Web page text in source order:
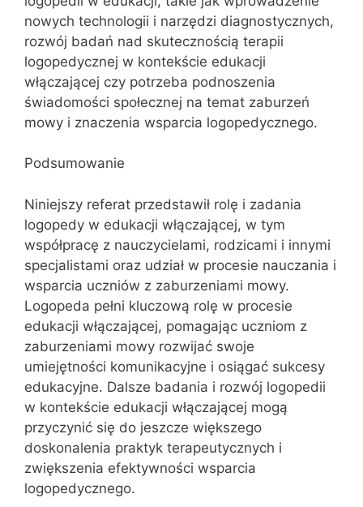
nowych technologii i narzędzi diagnostycznych,
rozwój badań nad skutecznością terapii
logopedycznej w kontekście edukacji
włączającej czy potrzeba podnoszenia
świadomości społecznej na temat zaburzeń
mowy i znaczenia wsparcia logopedycznego.
Podsumowanie
Niniejszy referat przedstawił rolę i zadania
logopedy w edukacji włączającej, w tym
współpracę z nauczycielami, rodzicami i innymi
specjalistami oraz udział w procesie nauczania i
wsparcia uczniów z zaburzeniami mowy.
Logopeda pełni kluczową rolę w procesie
edukacji włączającej, pomagając uczniom z
zaburzeniami mowy rozwijać swoje
umiejętności komunikacyjne i osiągać sukcesy
edukacyjne. Dalsze badania i rozwój logopedii
w kontekście edukacji włączającej mogą
przyczynić się do jeszcze większego
doskonalenia praktyk terapeutycznych i
zwiększenia efektywności wsparcia
logopedycznego.